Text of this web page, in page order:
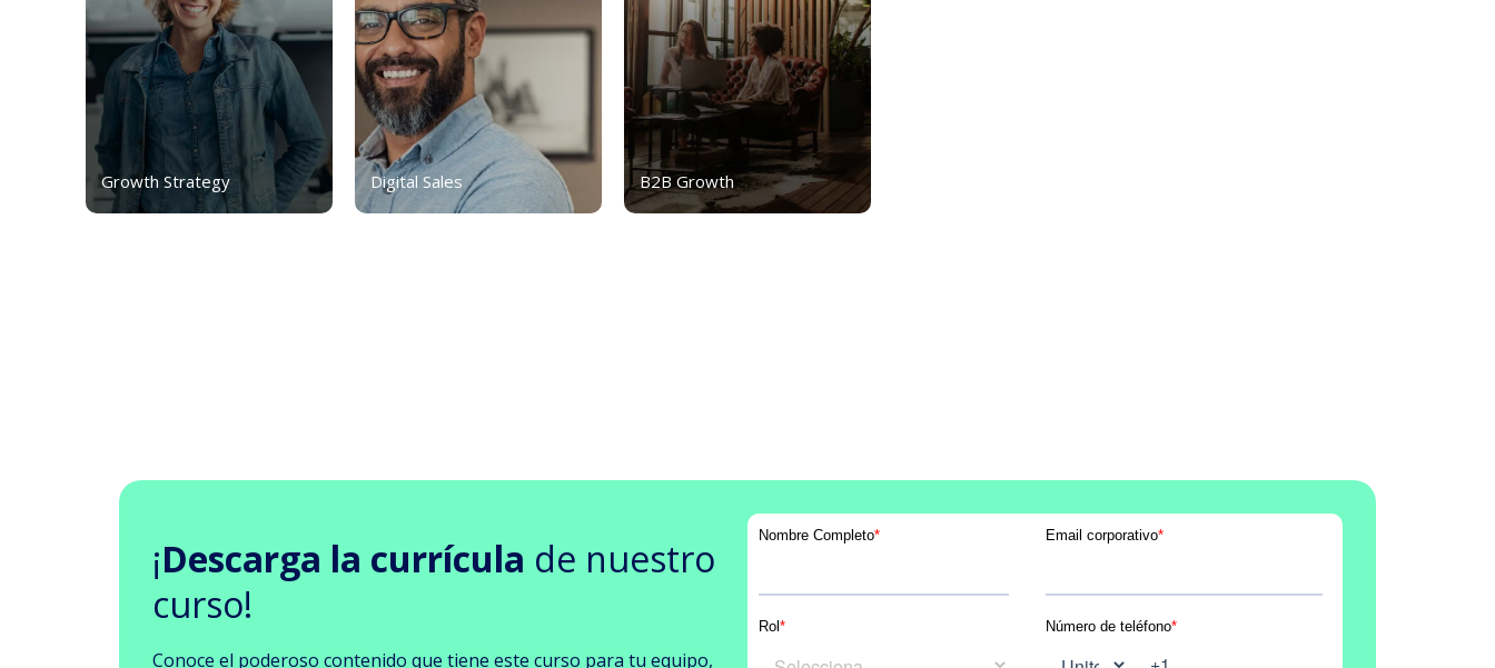
Growth Strategy Digital Sales B2B Growth
¡Descarga la currícula de nuestro
curso!
Conoce el poderoso contenido que tiene este curso para tu equipo,